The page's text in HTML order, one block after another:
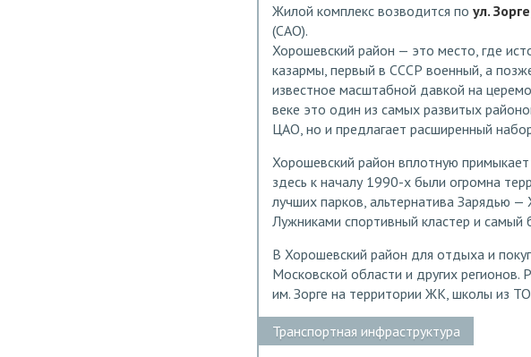
Жилой комплекс возводится по ул.
(САО).
Хорошевский район — это место, где
казармы, первый в СССР военный, а
известное масштабной давкой на
веке это один из самых развитых
ЦАО, но и предлагает расширенный
Хорошевский район вплотную
здесь к началу 1990-х были огромна
лучших парков, альтернатива Зарядью
Лужниками спортивный кластер и
В Хорошевский район для отдыха и
Московской области и других
им. Зорге на территории ЖК, школы из
Транспортная инфраструктура